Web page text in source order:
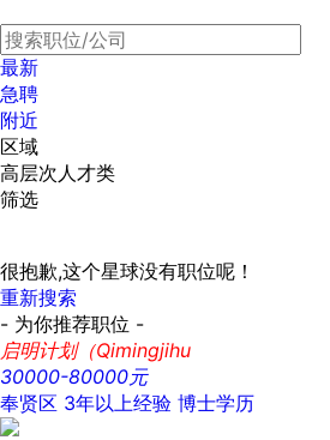
最新
急聘
附近
区域
高层次人才类
筛选
很抱歉,这个星球没有职位呢！
重新搜索
- 为你推荐职位 -
启明计划（Qimingjihu
30000-80000元
奉贤区 3年以上经验 博士学历